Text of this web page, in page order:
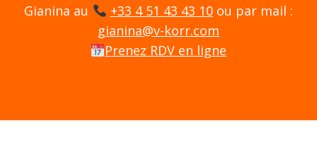
Gianina au
+33 4 51 43 43 10ou par mail :
gianina@v-korr.com
Prenez RDV en ligne